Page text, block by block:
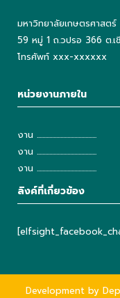
มหาวิทยาลัยเกษตรศาสต
59 หมู่ 1 ถ.วปรอ 366 ต.
โทรศัพท์ xxx-xxxxxx
หน่วยงานภายใน
งาน ...........................................
งาน ...........................................
งาน ...........................................
ลิงค์ที่เกี่ยวข้อง
Development by